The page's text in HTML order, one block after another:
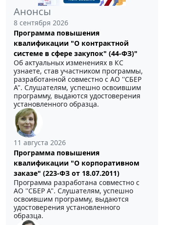
Анонсы
8 сентября 2026
Программа повышения
квалификации "О контрактной
системе в сфере закупок" (44-ФЗ)"
Об актуальных изменениях в КС
узнаете, став участником программы,
разработанной совместно с АО ''СБЕР
А". Слушателям, успешно освоившим
программу, выдаются удостоверения
установленного образца.
11 августа 2026
Программа повышения
квалификации "О корпоративном
заказе" (223-ФЗ от 18.07.2011)
Программа разработана совместно с
АО ''СБЕР А". Слушателям, успешно
освоившим программу, выдаются
удостоверения установленного
образца.